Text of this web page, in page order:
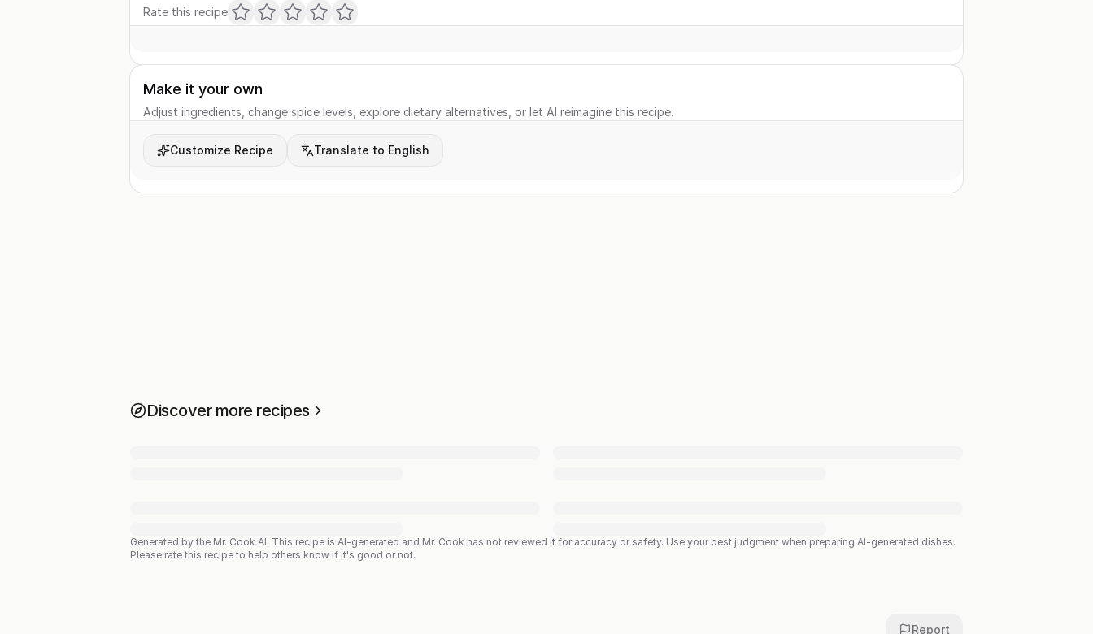
Rate this recipe
Make it your own
Adjust ingredients, change spice levels, explore dietary alternatives, or let AI reimagine this recipe.
Customize Recipe Translate to English
Discover more recipes
Generated by the Mr. Cook AI. This recipe is AI-generated and Mr. Cook has not reviewed it for accuracy or safety. Use your best judgment when preparing AI-generated dishes.
Please rate this recipe to help others know if it's good or not.
Report